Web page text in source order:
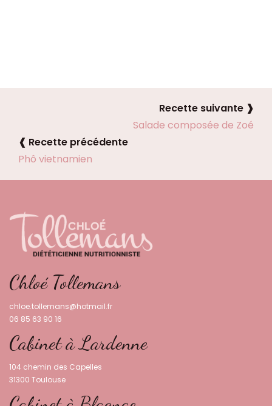
Recette suivante ❱
Salade composée de Zoé
❰ Recette précédente
Phô vietnamien
Chloé Tollemans
chloe.tollemans@hotmail.fr
06 85 63 90 16
Cabinet à Lardenne
104 chemin des Capelles
31300 Toulouse